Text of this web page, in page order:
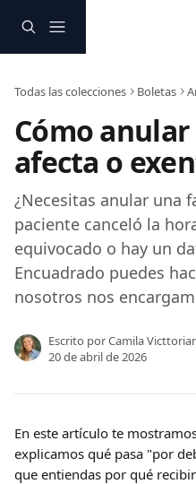
Todas las colecciones Boletas
Cómo
afecta o
¿Necesitas anular una
paciente canceló la
equivocado o hay un
Encuadrado puedes
nosotros nos
Escrito porCamila
20 de abril de 2026
En este artículo te
explicamos qué pasa "por
que entiendas por qué